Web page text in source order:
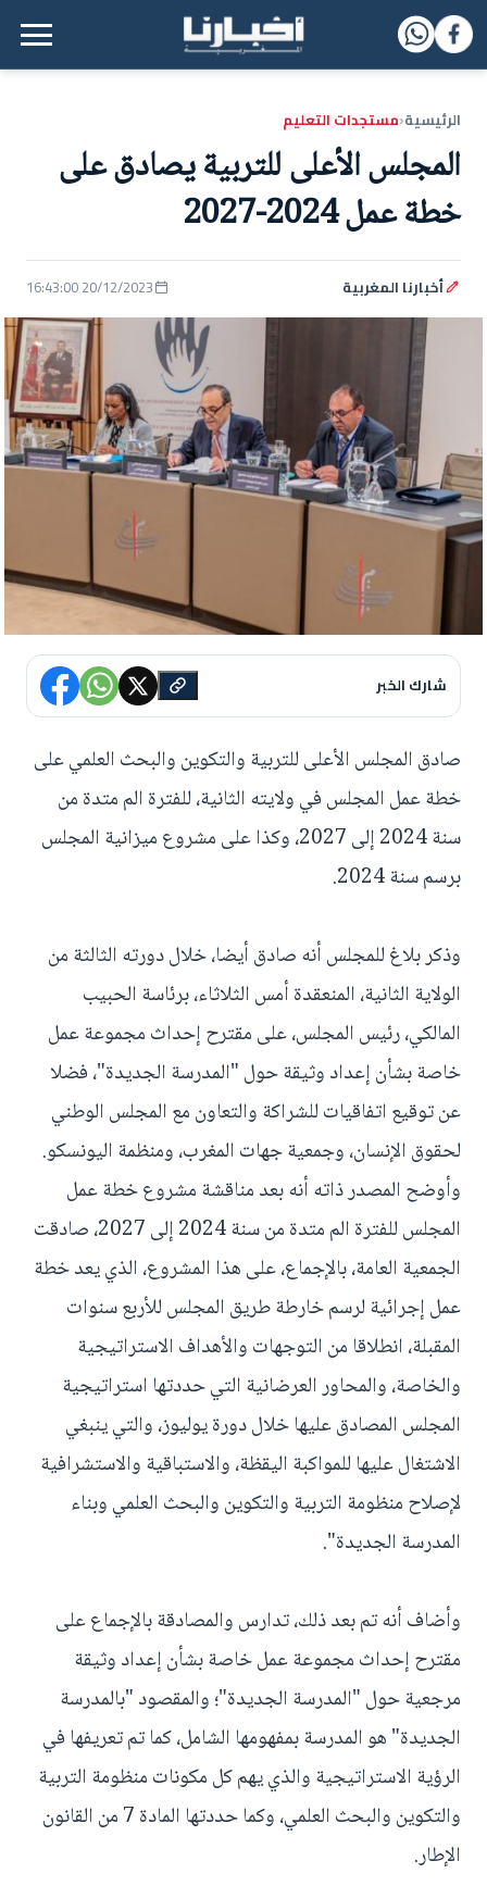
القائمة الرئيسية
الرئيسية‹مستجدات التعليم
المجلس الأعلى للتربية يصادق على
خطة عمل 2024-2027
أخبارنا المغربية 20/12/2023 16:43:00
شارك الخبر
صادق المجلس الأعلى للتربية والتكوين والبحث العلمي على
خطة عمل المجلس في ولايته الثانية، للفترة الم متدة من
سنة 2024 إلى 2027، وكذا على مشروع ميزانية المجلس
برسم سنة 2024.
وذكر بلاغ للمجلس أنه صادق أيضا، خلال دورته الثالثة من
الولاية الثانية، المنعقدة أمس الثلاثاء، برئاسة الحبيب
المالكي، رئيس المجلس، على مقترح إحداث مجموعة عمل
خاصة بشأن إعداد وثيقة حول "المدرسة الجديدة"، فضلا
عن توقيع اتفاقيات للشراكة والتعاون مع المجلس الوطني
لحقوق الإنسان، وجمعية جهات المغرب، ومنظمة اليونسكو.
وأوضح المصدر ذاته أنه بعد مناقشة مشروع خطة عمل
المجلس للفترة الم متدة من سنة 2024 إلى 2027، صادقت
الجمعية العامة، بالإجماع، على هذا المشروع، الذي يعد خطة
عمل إجرائية لرسم خارطة طريق المجلس للأربع سنوات
المقبلة، انطلاقا من التوجهات والأهداف الاستراتيجية
والخاصة، والمحاور العرضانية التي حددتها استراتيجية
المجلس المصادق عليها خلال دورة يوليوز، والتي ينبغي
الاشتغال عليها للمواكبة اليقظة، والاستباقية والاستشرافية
لإصلاح منظومة التربية والتكوين والبحث العلمي وبناء
المدرسة الجديدة".
وأضاف أنه تم بعد ذلك، تدارس والمصادقة بالإجماع على
مقترح إحداث مجموعة عمل خاصة بشأن إعداد وثيقة
مرجعية حول "المدرسة الجديدة"؛ والمقصود "بالمدرسة
الجديدة" هو المدرسة بمفهومها الشامل، كما تم تعريفها في
الرؤية الاستراتيجية والذي يهم كل مكونات منظومة التربية
والتكوين والبحث العلمي، وكما حددتها المادة 7 من القانون
الإطار.